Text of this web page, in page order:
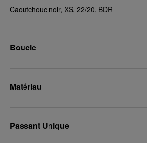
Caoutchouc noir, XS, 22/20, BDR
Boucle
Matériau
Passant Unique
En cliquant sur « Tout refuser », vous